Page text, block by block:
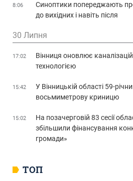
ТОП
8:06
Синоптики попереджають
до вихідних і навіть після
30 Липня
17:02
Вінниця оновлює
технологією
15:42
У Вінницькій області 59-
восьмиметрову криницю
15:02
На позачерговій 83 сесії
збільшили фінансування
громади»